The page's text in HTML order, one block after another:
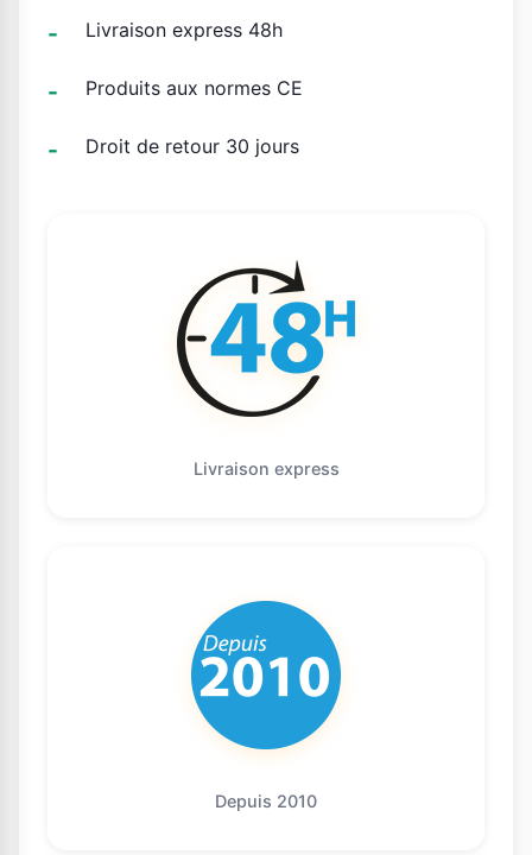
Livraison express 48h
Produits aux normes CE
Droit de retour 30 jours
Livraison express
Depuis 2010